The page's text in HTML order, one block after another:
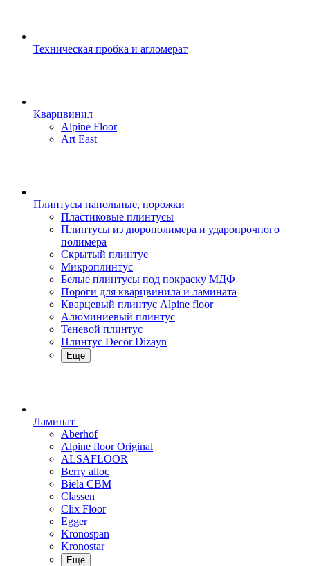
Техническая пробка и агломерат
Кварцвинил
Alpine Floor
Art East
Плинтусы напольные, порожки
Пластиковые плинтусы
Плинтусы из дюрополимера и ударопрочного
полимера
Скрытый плинтус
Микроплинтус
Белые плинтусы под покраску МДФ
Пороги для кварцвинила и ламината
Кварцевый плинтус Alpine floor
Алюминиевый плинтус
Теневой плинтус
Плинтус Decor Dizayn
Еще
Ламинат
Aberhof
Alpine floor Original
ALSAFLOOR
Berry alloc
Biela CBM
Classen
Clix Floor
Egger
Kronospan
Kronostar
Еще